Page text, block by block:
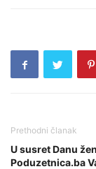
Prethodni članak
U susret Danu
Poduzetnica.ba